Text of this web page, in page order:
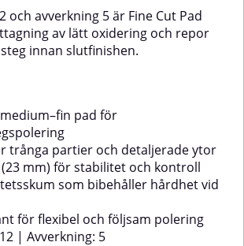
flexibilitet
bästa
för att
med ett
snabb
på små
för att
profil (23 mm) för stabilitet och
kontrollHögdensitetsskum som
behåller egenskaper vid
värmeFlexibel utfräst kant för
yta för bästa precision.Rengör
rondellen ofta för att undvika
finish.💡 Tips:Använd tillsammans
med Micro Cut M3.02 för
maximal glans och hologramfri
eller borste för att hålla
avverkningen jämn.
och avverkning 5 är Fine Cut Pad
av lätt oxidering och repor
innan slutfinishen.
pad för
trånga partier och detaljerade ytor
mm) för stabilitet och kontroll
som bibehåller hårdhet vid
för flexibel och följsam polering
| Avverkning: 5